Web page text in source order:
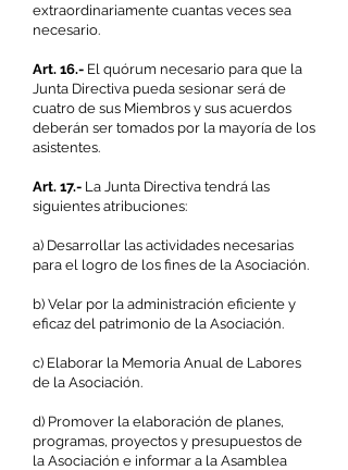
extraordinariamente cuantas veces sea
necesario.
Art. 16.- El quórum necesario para que la
Junta Directiva pueda sesionar será de
cuatro de sus Miembros y sus acuerdos
deberán ser tomados por la mayoría de los
asistentes.
Art. 17.- La Junta Directiva tendrá las
siguientes atribuciones:
a) Desarrollar las actividades necesarias
para el logro de los fines de la Asociación.
b) Velar por la administración eficiente y
eficaz del patrimonio de la Asociación.
c) Elaborar la Memoria Anual de Labores
de la Asociación.
d) Promover la elaboración de planes,
programas, proyectos y presupuestos de
la Asociación e informar a la Asamblea